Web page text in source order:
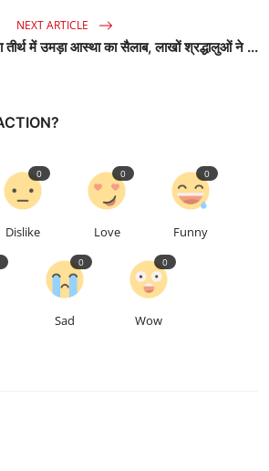
NEXT ARTICLE
तीर्थ में उमड़ा आस्था का सैलाब, लाखों श्रद्धालुओं ने ...
Dislike
0
Love
0
Funny
0
Sad
0
Wow
0